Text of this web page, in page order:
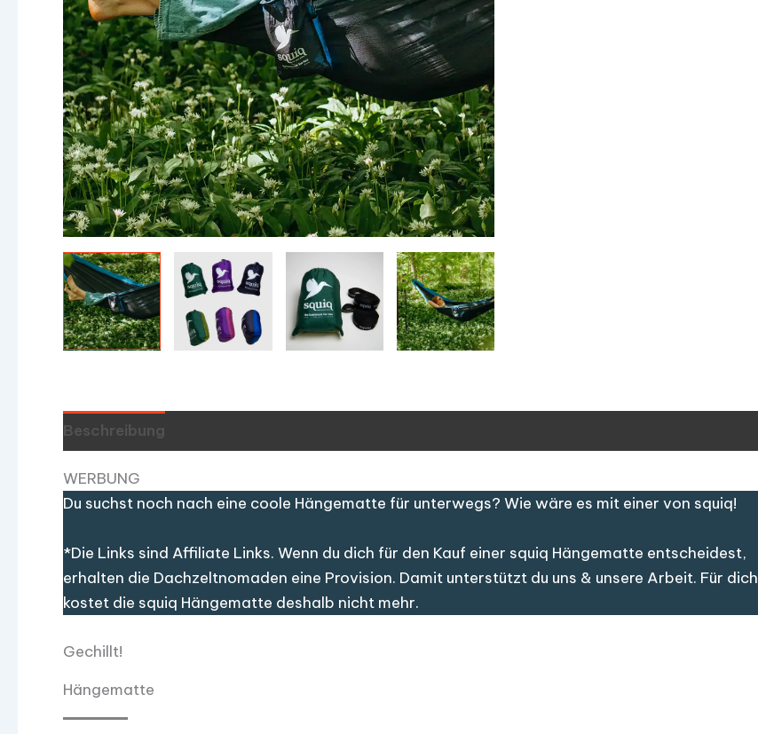
Beschreibung
WERBUNG
Du suchst noch nach eine coole Hängematte für unterwegs? Wie wäre es mit einer von squiq!
*Die Links sind Affiliate Links. Wenn du dich für den Kauf einer squiq Hängematte entscheidest,
erhalten die Dachzeltnomaden eine Provision. Damit unterstützt du uns & unsere Arbeit. Für dich
kostet die squiq Hängematte deshalb nicht mehr.
Gechillt!
Hängematte